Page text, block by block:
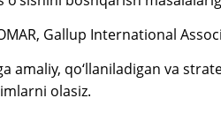
Gallup International
amaliy, qo‘llaniladigan va
olasiz.